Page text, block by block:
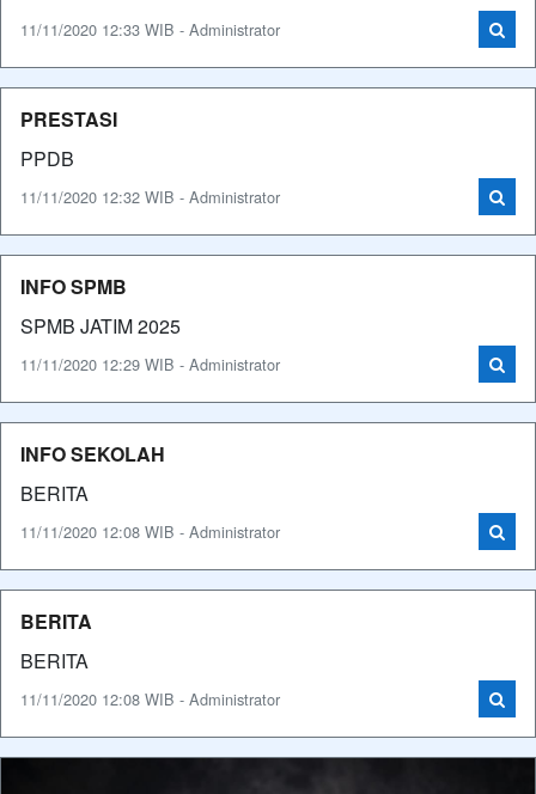
11/11/2020 12:33 WIB - Administrator
PRESTASI
PPDB
11/11/2020 12:32 WIB - Administrator
INFO SPMB
SPMB JATIM 2025
11/11/2020 12:29 WIB - Administrator
INFO SEKOLAH
BERITA
11/11/2020 12:08 WIB - Administrator
BERITA
BERITA
11/11/2020 12:08 WIB - Administrator